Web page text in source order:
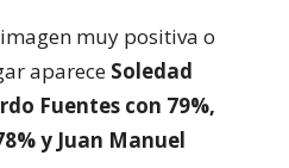
muy positiva o
aparece Soledad
Fuentes con 79%,
y Juan Manuel